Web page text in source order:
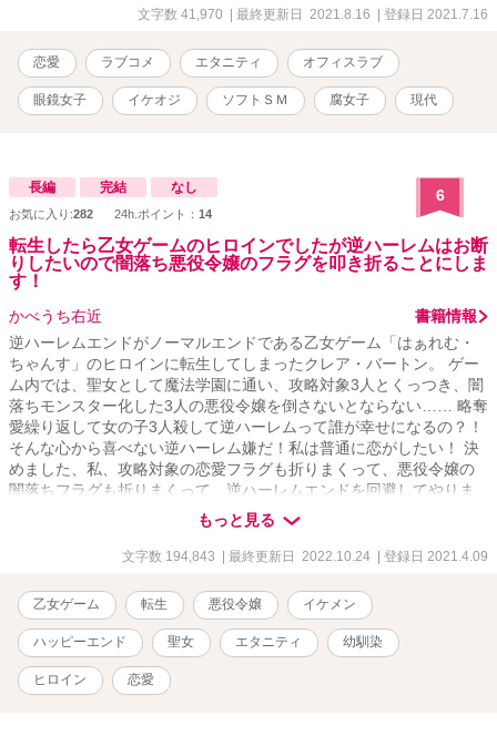
話。 この作品はムーンライトノベルズ、魔法のＩらんどにも掲載し
投稿しています～
文字数 41,970 | 最終更新日 2021.8.16 | 登録日 2021.7.16
恋愛 ラブコメ エタニティ オフィスラブ
眼鏡女子 イケオジ ソフトＳＭ 腐女子 現代
長編 完結 なし
お気に入り:282 24h.ポイント： 14
6
転生したら乙女ゲームのヒロインでしたが逆ハーレムはお断
りしたいので闇落ち悪役令嬢のフラグを叩き折ることにしま
す！
かべうち右近
書籍情報
逆ハーレムエンドがノーマルエンドである乙女ゲーム「はぁれむ・
ちゃんす」のヒロインに転生してしまったクレア・バートン。 ゲー
ム内では、聖女として魔法学園に通い、攻略対象3人とくっつき、闇
落ちモンスター化した3人の悪役令嬢を倒さないとならない…… 略奪
愛繰り返して女の子3人殺して逆ハーレムって誰が幸せになるの？！
そんな心から喜べない逆ハーレム嫌だ！私は普通に恋がしたい！ 決
めました、私、攻略対象の恋愛フラグも折りまくって、悪役令嬢の
闇落ちフラグも折りまくって、逆ハーレムエンドを回避してやりま
す！ 婚約破棄サレ令嬢も裏切り捨てられ令嬢も絶対作らないもん
ね！ ……って思ってるのに、ゲームの強制力が恋愛フラグを立てて
くる！？ ――聖女として魔法学園に通うクレアは、果たして逆ハー
＝＝＝＝＝＝＝ ※この作品は「小説家になろう」と「アルファポリ
ス」で同時投稿です。 7/27追記 気付けば2カ月半も書いていまし
た。 最初は、「逆ハーレムを望まないヒロイン」を書きたかっただ
けだったのですが、ふたをあけてみれば、今までで一番長い話にな
ってしまいました。結構中だるみも多いので、もっと短くできたの
では……と思ってしまいます。 にも関わらず、最初から最後まで読
もっと見る
文字数 194,843 | 最終更新日 2022.10.24 | 登録日 2021.4.09
乙女ゲーム 転生 悪役令嬢 イケメン
ハッピーエンド 聖女 エタニティ 幼馴染
ヒロイン 恋愛